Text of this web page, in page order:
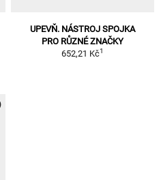
UPEVŇ. NÁSTROJ SPOJKA
PRO RŮZNÉ ZNAČKY
652,21 Kč1